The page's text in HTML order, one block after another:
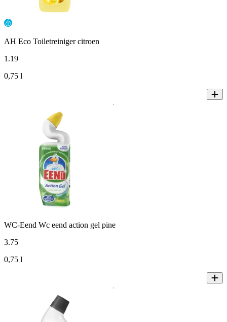
AH Eco Toiletreiniger citroen
1 .19
0,75 l
WC-Eend Wc eend action gel pine
3.75
0,75 l